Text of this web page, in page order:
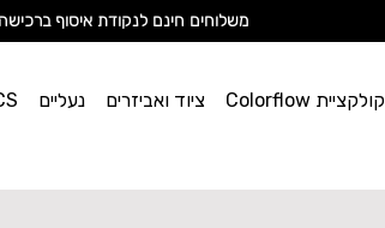
משלוחים חינם לנקודת איסוף ברכישה מעל
וי אן
קולקציית Colorflow ציוד ואביזרים נעליים